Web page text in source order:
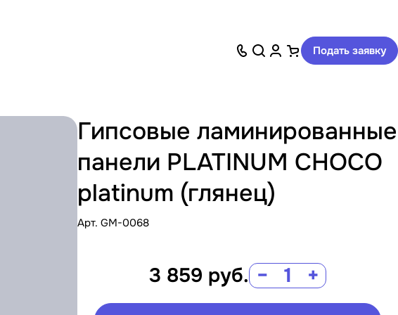
Подать заявку
Гипсовые ламинированные
панели PLATINUM CHOCO
platinum (глянец)
Арт. GM-0068
3 859 руб. − +